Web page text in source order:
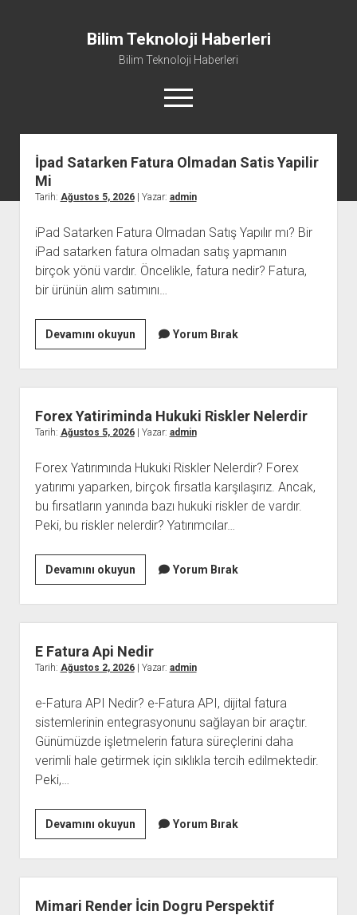
Bilim Teknoloji Haberleri
Bilim Teknoloji Haberleri
menüyü
aç
Liste
Twitter Izlenme Arttırma Parasız
Teknoloji
Haberleri
Yazılar
İpad Satarken Fatura Olmadan Satis Yapilir
Mi
Tarih: Ağustos 5, 2026| Yazar: admin
iPad Satarken Fatura Olmadan Satış Yapılır mı? Bir
iPad satarken fatura olmadan satış yapmanın
birçok yönü vardır. Öncelikle, fatura nedir? Fatura,
bir ürünün alım satımını…
Devamını okuyunİpad
Satarken
Fatura
Olmadan
Satis
Yapilir
Yorum Bırak
Forex Yatiriminda Hukuki Riskler Nelerdir
Tarih: Ağustos 5, 2026| Yazar: admin
Forex Yatırımında Hukuki Riskler Nelerdir? Forex
yatırımı yaparken, birçok fırsatla karşılaşırız. Ancak,
bu fırsatların yanında bazı hukuki riskler de vardır.
Peki, bu riskler nelerdir? Yatırımcılar…
Devamını okuyunForex
Yatiriminda
Hukuki
Riskler
Nelerdir
Yorum Bırak
E Fatura Api Nedir
Tarih: Ağustos 2, 2026| Yazar: admin
e-Fatura API Nedir? e-Fatura API, dijital fatura
sistemlerinin entegrasyonunu sağlayan bir araçtır.
Günümüzde işletmelerin fatura süreçlerini daha
verimli hale getirmek için sıklıkla tercih edilmektedir.
Peki,…
Devamını okuyunE
Fatura
Api
Nedir
Yorum Bırak
Mimari Render İcin Dogru Perspektif